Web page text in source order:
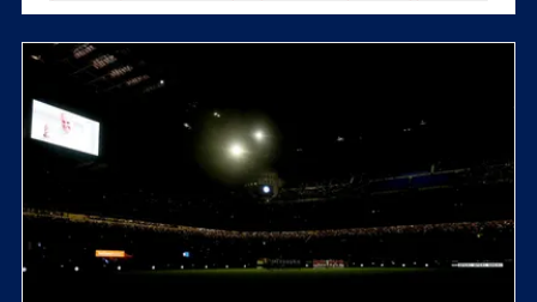
фирми "Foster + Partners" и "Manica" за проектиране
на нов стадион, ако градският съвет одобри
продажбата на "Сан Сиро" на клубовете.